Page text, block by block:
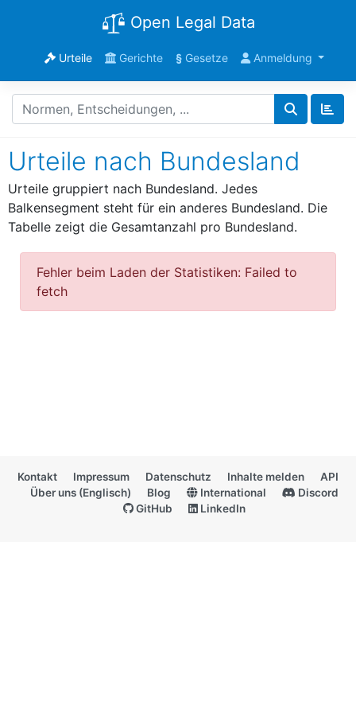
Open Legal Data
Urteile Gerichte §Gesetze Anmeldung
Urteile nach Bundesland
Urteile gruppiert nach Bundesland. Jedes
Balkensegment steht für ein anderes Bundesland. Die
Tabelle zeigt die Gesamtanzahl pro Bundesland.
Fehler beim Laden der Statistiken: Failed to
fetch
Kontakt Impressum Datenschutz Inhalte melden
API
Über uns (Englisch)
Blog International
Discord
GitHub
LinkedIn